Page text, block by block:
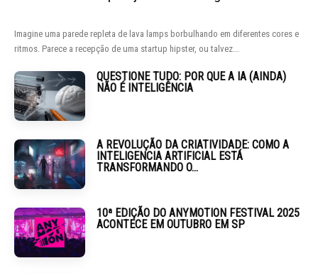
Imagine uma parede repleta de lava lamps borbulhando em diferentes cores e
ritmos. Parece a recepção de uma startup hipster, ou talvez...
QUESTIONE TUDO: POR QUE A IA (AINDA)
NÃO É INTELIGÊNCIA
A REVOLUÇÃO DA CRIATIVIDADE: COMO A
INTELIGENCIA ARTIFICIAL ESTÁ
TRANSFORMANDO O...
10ª EDIÇÃO DO ANYMOTION FESTIVAL 2025
ACONTECE EM OUTUBRO EM SP